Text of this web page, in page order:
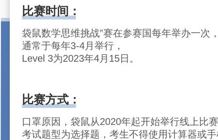
比赛时间：
袋鼠数学思维挑战”赛在参赛国每年举办一次
通常于每年3-4月举行，
Level 3为2023年4月15日。
比赛方式：
口罩原因，袋鼠从2020年起开始举行线上比
考试题型为选择题，考生不得使用计算器或